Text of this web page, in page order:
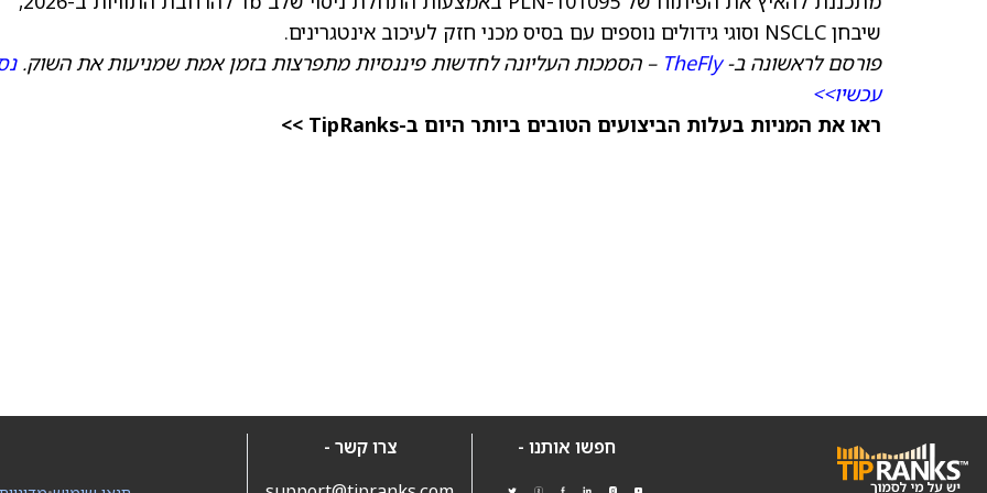
שיבחן NSCLC וסוגי גידולים נוספים עם בסיס מכני חזק לעיכוב אינטגרינים.
פורסם לראשונה ב-TheFly – הסמכות העליונה לחדשות פיננסיות מתפרצות בזמן אמת שמניעות את השוק.
עכשיו>>
ראו את המניות בעלות הביצועים הטובים ביותר היום ב-TipRanks >>
חפשו אותנו -
צרו קשר -